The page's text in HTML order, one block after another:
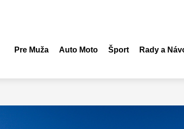
Pre Muža Auto Moto Šport Rady a